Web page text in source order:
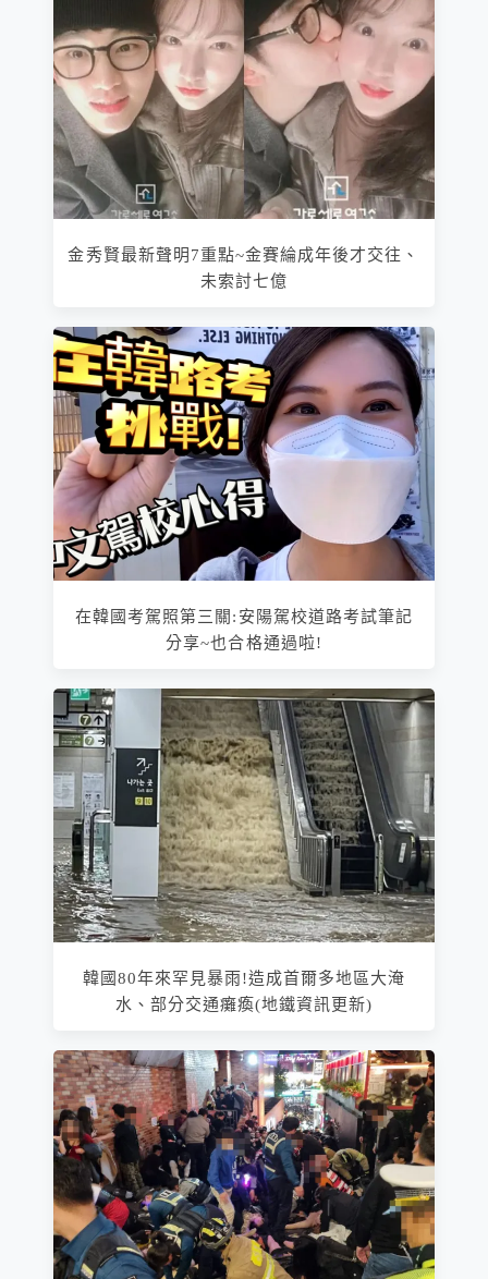
金秀賢最新聲明7重點~金賽綸成年後才交往、
未索討七億
在韓國考駕照第三關:安陽駕校道路考試筆記
分享~也合格通過啦!
韓國80年來罕見暴雨!造成首爾多地區大淹
水、部分交通癱瘓(地鐵資訊更新)